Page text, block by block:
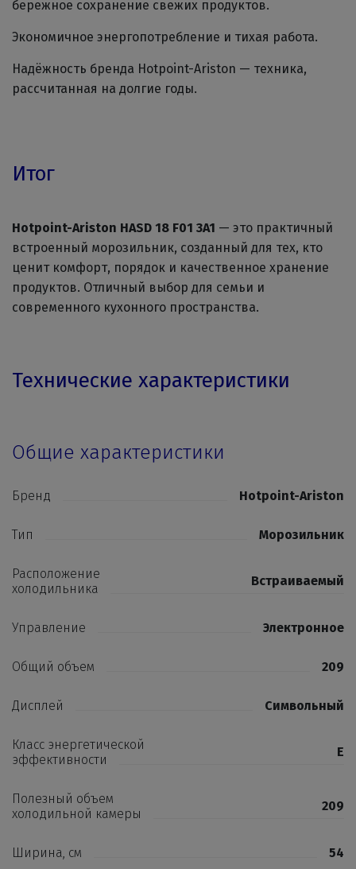
бережное сохранение свежих продуктов.
Экономичное энергопотребление и тихая работа.
Надёжность бренда Hotpoint-Ariston — техника,
рассчитанная на долгие годы.
Итог
Hotpoint-Ariston HASD 18 F01 3A1 — это практичный
встроенный морозильник, созданный для тех, кто
ценит комфорт, порядок и качественное хранение
продуктов. Отличный выбор для семьи и
современного кухонного пространства.
Технические характеристики
Общие характеристики
Бренд Hotpoint-Ariston
Тип Морозильник
Расположение
холодильника
Встраиваемый
Управление Электронное
Общий объем 209
Дисплей Символьный
Класс энергетической
эффективности
E
Полезный объем
холодильной камеры
209
Ширина, см 54